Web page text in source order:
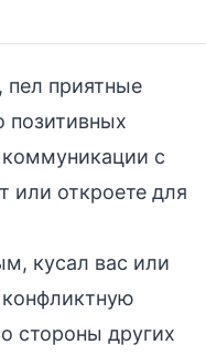
пел приятные
позитивных
с
откроете для
кусал вас или
конфликтную
стороны других